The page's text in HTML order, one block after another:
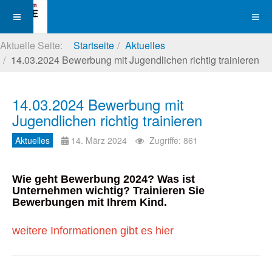
Aktuelle Seite: Startseite
Aktuelles
14.03.2024 Bewerbung mit Jugendlichen richtig trainieren
14.03.2024 Bewerbung mit
Jugendlichen richtig trainieren
Aktuelles 14. März 2024 Zugriffe: 861
Wie geht Bewerbung 2024? Was ist
Unternehmen wichtig? Trainieren Sie
Bewerbungen mit Ihrem Kind.
weitere Informationen gibt es hier